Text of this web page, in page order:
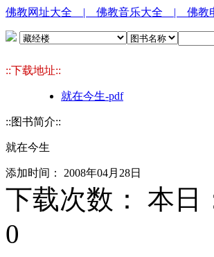
佛教网址大全 | 佛教音乐大全 | 佛教
::下载地址::
就在今生-pdf
::图书简介::
就在今生
添加时间： 2008年04月28日
下载次数： 本日
0